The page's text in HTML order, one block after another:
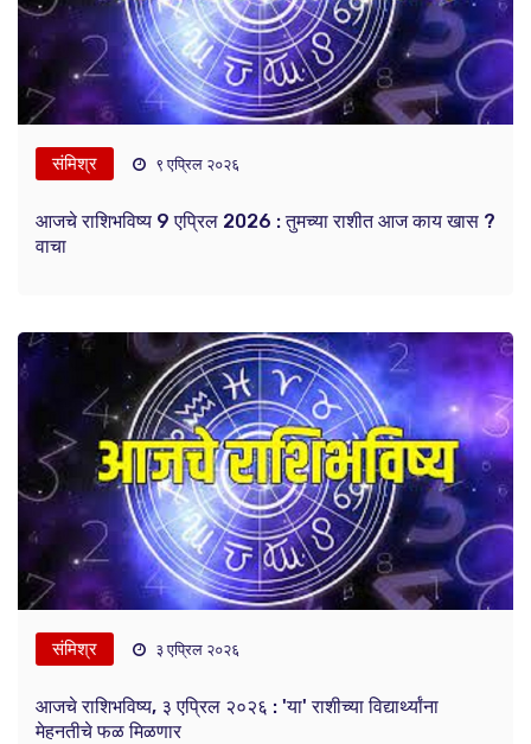
संमिश्र ९ एप्रिल २०२६
आजचे राशिभविष्य 9 एप्रिल 2026 : तुमच्या राशीत आज काय खास ?
वाचा
संमिश्र ३ एप्रिल २०२६
आजचे राशिभविष्य, ३ एप्रिल २०२६ : 'या' राशीच्या विद्यार्थ्यांना
मेहनतीचे फळ मिळणार